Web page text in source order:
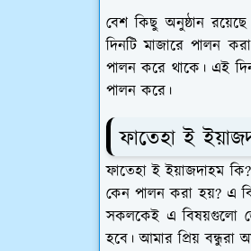
বেশ কিছু অনুষ্ঠান
দিনটি মাজারে পালন
পালন করে থাকে। এই
পালন করে।
ফাতেহা ই
ফাতেহা ই ইয়াজদাহম
কেন পালন করা হয়? এ
সকলকেই এ বিষয়গুলো
হবে। আমার প্রিয়